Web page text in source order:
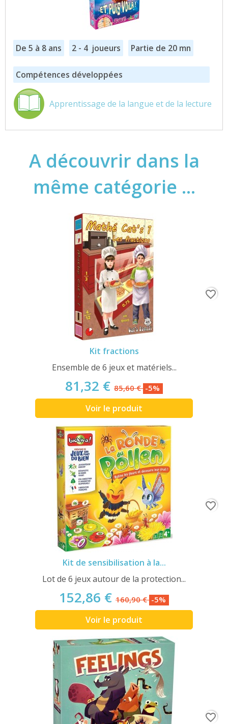
18,95 €
De 5 à 8 ans 2 - 4 joueurs Partie de 20 mn
Compétences développées
Apprentissage de la langue et de la lecture
A découvrir dans la
même catégorie ...
Kit fractions
Ensemble de 6 jeux et matériels...
81,32 € 85,60 € -5%
Voir le produit
favorite_border
Kit de sensibilisation à la...
Lot de 6 jeux autour de la protection...
152,86 € 160,90 € -5%
Voir le produit
favorite_border
favorite_border